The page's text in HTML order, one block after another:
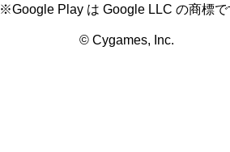
※Google Play は Google LLC の商標で
© Cygames, Inc.